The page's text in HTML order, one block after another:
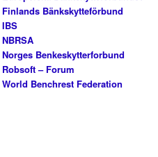
Finlands Bänkskytteförbund
IBS
NBRSA
Norges Benkeskytterforbund
Robsoft – Forum
World Benchrest Federation